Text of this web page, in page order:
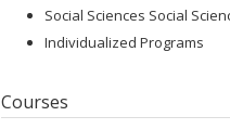
Social Sciences Social
Individualized Programs
Courses